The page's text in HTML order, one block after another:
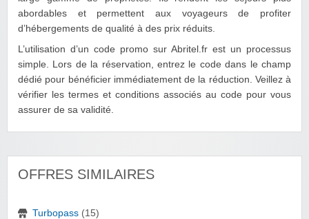
abordables et permettent aux voyageurs de profiter
d’hébergements de qualité à des prix réduits.
L’utilisation d’un code promo sur Abritel.fr est un processus
simple. Lors de la réservation, entrez le code dans le champ
dédié pour bénéficier immédiatement de la réduction. Veillez à
vérifier les termes et conditions associés au code pour vous
assurer de sa validité.
OFFRES SIMILAIRES
Turbopass (15)